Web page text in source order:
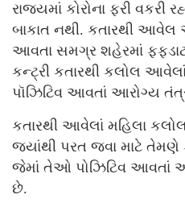
રાજ્યમાં કોરોના ફરી વકરી
બાકાત નથી. કતારથી આવેલ
આવતા સમગ્ર શહેરમાં
કન્ટ્રી કતારથી કલોલ આવેલાં
પૉઝિટિવ આવતાં આરોગ્ય
કતારથી આવેલાં મહિલા
જ્યાંથી પરત જવા માટે તેમણે
જેમાં તેઓ પોઝિટિવ આવતાં
છે.